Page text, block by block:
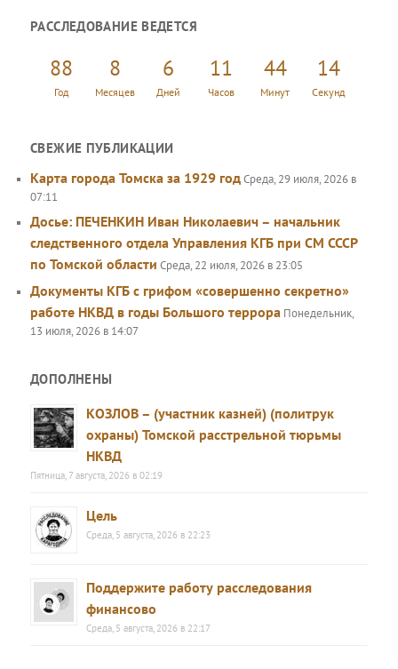
с
РАССЛЕДОВАНИЕ ВЕДЕТСЯ
88
Год
8
Месяцев
6
Дней
11
Часов
44
Минут
14
Секунд
СВЕЖИЕ ПУБЛИКАЦИИ
Карта города Томска за 1929 годСреда, 29 июля, 2026 в
07:11
Досье: ПЕЧЕНКИН Иван Николаевич – начальник
следственного отдела Управления КГБ при СМ СССР
по Томской области Среда, 22 июля, 2026 в 23:05
Документы КГБ с грифом «совершенно секретно»
работе НКВД в годы Большого террора Понедельник,
13 июля, 2026 в 14:07
ДОПОЛНЕНЫ
КОЗЛОВ – (участник казней) (политрук
охраны) Томской расстрельной тюрьмы
НКВД
Пятница, 7 августа, 2026 в 02:19
Цель
Среда, 5 августа, 2026 в 22:23
Поддержите работу расследования
финансово
Среда, 5 августа, 2026 в 22:17